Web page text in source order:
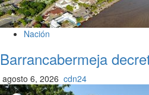
Nación
Barrancabermeja
agosto 6, 2026 cdn24